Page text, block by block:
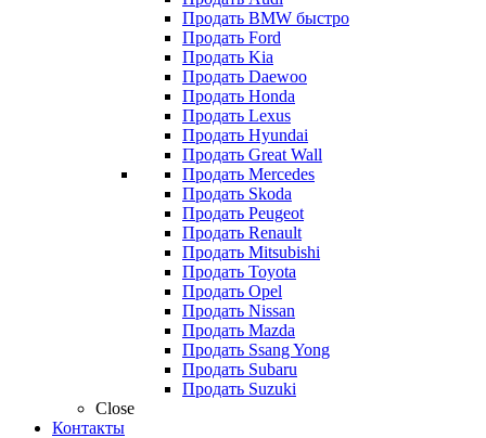
Продать BMW быстро
Продать Ford
Продать Kia
Продать Daewoo
Продать Honda
Продать Lexus
Продать Hyundai
Продать Great Wall
Продать Mercedes
Продать Skoda
Продать Peugeot
Продать Renault
Продать Mitsubishi
Продать Toyota
Продать Opel
Продать Nissan
Продать Mazda
Продать Ssang Yong
Продать Subaru
Продать Suzuki
Close
Контакты